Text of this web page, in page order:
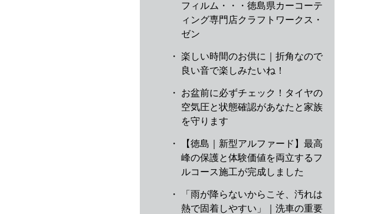
フィルム・・・徳島県カーコーテ
ィング専門店クラフトワークス・
ゼン
・ 楽しい時間のお供に｜折角なので
良い音で楽しみたいね！
・
お盆前に必ずチェック！タイヤの
空気圧と状態確認があなたと家族
を守ります
・
【徳島｜新型アルファード】最高
峰の保護と体験価値を両立するフ
ルコース施工が完成しました
・
「雨が降らないからこそ、汚れは
熱で固着しやすい」｜洗車の重要